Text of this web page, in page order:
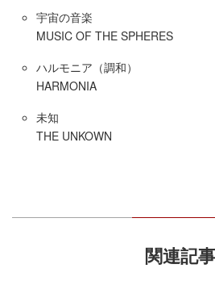
宇宙の音楽
MUSIC OF THE SPHERES
ハルモニア（調和）
HARMONIA
未知
THE UNKOWN
関連記事